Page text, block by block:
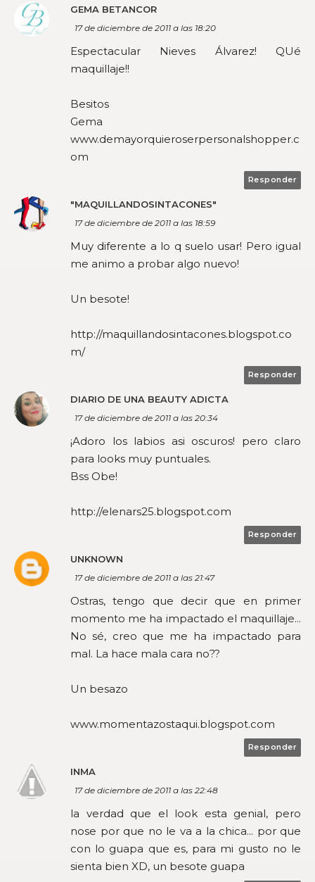
GEMA BETANCOR
17 de diciembre de 2011 a las 18:20
Espectacular Nieves Álvarez! QUé
maquillaje!!
Besitos
Gema
www.demayorquieroserpersonalshopper.c
om
Responder
"MAQUILLANDOSINTACONES"
17 de diciembre de 2011 a las 18:59
Muy diferente a lo q suelo usar! Pero igual
me animo a probar algo nuevo!
Un besote!
http://maquillandosintacones.blogspot.co
m/
Responder
DIARIO DE UNA BEAUTY ADICTA
17 de diciembre de 2011 a las 20:34
¡Adoro los labios asi oscuros! pero claro
para looks muy puntuales.
Bss Obe!
http://elenars25.blogspot.com
Responder
UNKNOWN
17 de diciembre de 2011 a las 21:47
Ostras, tengo que decir que en primer
momento me ha impactado el maquillaje...
No sé, creo que me ha impactado para
mal. La hace mala cara no??
Un besazo
www.momentazostaqui.blogspot.com
Responder
INMA
17 de diciembre de 2011 a las 22:48
la verdad que el look esta genial, pero
nose por que no le va a la chica... por que
con lo guapa que es, para mi gusto no le
sienta bien XD, un besote guapa